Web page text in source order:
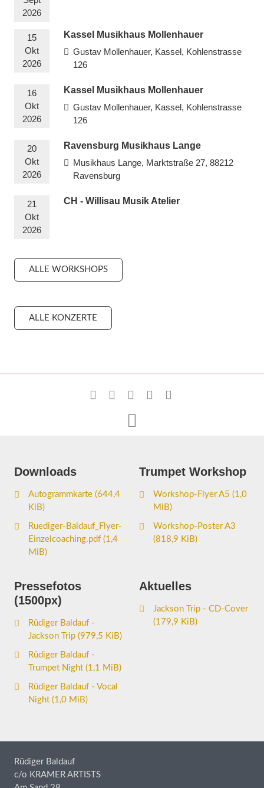
2026
15
Okt
2026
Kassel Musikhaus Mollenhauer
Gustav Mollenhauer, Kassel, Kohlenstrasse
126
16
Okt
2026
Kassel Musikhaus Mollenhauer
Gustav Mollenhauer, Kassel, Kohlenstrasse
126
20
Okt
2026
Ravensburg Musikhaus Lange
Musikhaus Lange, Marktstraße 27, 88212
Ravensburg
21
Okt
2026
CH - Willisau Musik Atelier
ALLE WORKSHOPS
ALLE KONZERTE

Downloads
Autogrammkarte (644,4
KiB)
Ruediger-Baldauf_Flyer-
Einzelcoaching.pdf (1,4
MiB)
Trumpet Workshop
Workshop-Flyer A5 (1,0
MiB)
Workshop-Poster A3
(818,9 KiB)
Pressefotos
(1500px)
Rüdiger Baldauf -
Jackson Trip (979,5 KiB)
Rüdiger Baldauf -
Trumpet Night (1,1 MiB)
Rüdiger Baldauf - Vocal
Night (1,0 MiB)
Aktuelles
Jackson Trip - CD-Cover
(179,9 KiB)
Rüdiger Baldauf
c/o KRAMER ARTISTS